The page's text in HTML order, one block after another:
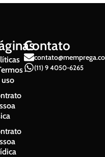
Contato
(11) 9 4050-6265